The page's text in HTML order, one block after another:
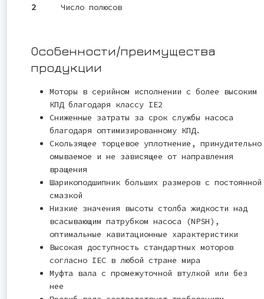
2
Число полюсов
Особенности/преимущества
продукции
Моторы в серийном исполнении с более высоким
КПД благодаря классу IE2
Сниженные затраты за срок службы насоса
благодаря оптимизированному КПД.
Скользящее торцевое уплотнение, принудительно
омываемое и не зависящее от направления
вращения
Шарикоподшипник больших размеров с постоянной
смазкой
Низкие значения высоты столба жидкости над
всасывающим патрубком насоса (NPSH),
оптимальные кавитационные характеристики
Высокая доступность стандартных моторов
согласно IEC в любой стране мира
Муфта вала с промежуточной втулкой или без
нее